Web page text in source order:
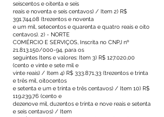
seiscentos e oitenta e seis
reais e noventa e seis centavos) / Item 2) R$
391.744,08 (trezentos e noventa
e um mil, setecentos e quarenta e quatro reais e oito
centavos). 2) - NORTE
COMÉRCIO E SERVIÇOS, Inscrita no CNPJ nº
21.813.150/000-94, para os
seguintes Itens e valores: Item 3) R$ 127.020,00
(cento e vinte e sete mil e
vinte reais) / Item 4) R$ 333.871,33 (trezentos e trinta
e três mil, oitocentos
e setenta e um e trinta e três centavos) / Item 10) R$
119.239,76 (cento e
dezenove mil, duzentos e trinta e nove reais e setenta
e seis centavos) / Item